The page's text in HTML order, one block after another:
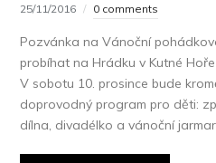
25/11/2016 0 comments
Pozvánka na Vánoční
probíhat na Hrádku v Kutné
V sobotu 10. prosince bude
doprovodný program pro děti:
dílna, divadélko a vánoční